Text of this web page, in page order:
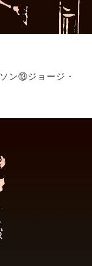
ン⑬ジョージ・